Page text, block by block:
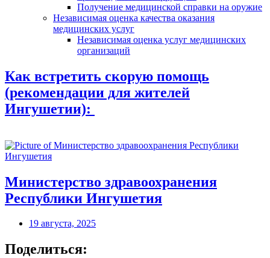
Получение медицинской справки на оружие
Независимая оценка качества оказания
медицинских услуг
Независимая оценка услуг медицинскиx
организаций
Как встретить скорую помощь
(рекомендации для жителей
Ингушетии):
Министерство здравоохранения
Республики Ингушетия
19 августа, 2025
Поделиться: